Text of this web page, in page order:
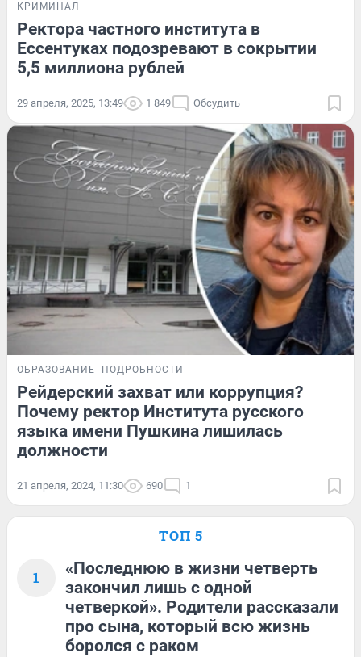
КРИМИНАЛ
Ректора частного института в
Ессентуках подозревают в сокрытии
5,5 миллиона рублей
29 апреля, 2025, 13:49 1 849 Обсудить
ОБРАЗОВАНИЕ ПОДРОБНОСТИ
Рейдерский захват или коррупция?
Почему ректор Института русского
языка имени Пушкина лишилась
должности
21 апреля, 2024, 11:30 690 1
ТОП 5
1
«Последнюю в жизни четверть
закончил лишь с одной
четверкой». Родители рассказали
про сына, который всю жизнь
боролся с раком